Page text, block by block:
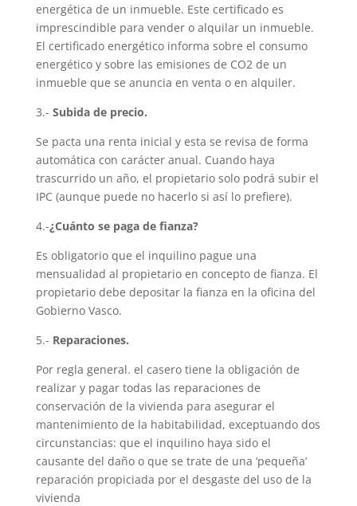
energética de un inmueble. Este certificado es
imprescindible para vender o alquilar un inmueble.
El certificado energético informa sobre el consumo
energético y sobre las emisiones de CO2 de un
inmueble que se anuncia en venta o en alquiler.
3.- Subida de precio.
Se pacta una renta inicial y esta se revisa de forma
automática con carácter anual. Cuando haya
trascurrido un año, el propietario solo podrá subir el
IPC (aunque puede no hacerlo si así lo prefiere).
4.-¿Cuánto se paga de fianza?
Es obligatorio que el inquilino pague una
mensualidad al propietario en concepto de fianza. El
propietario debe depositar la fianza en la oficina del
Gobierno Vasco.
5.- Reparaciones.
Por regla general. el casero tiene la obligación de
realizar y pagar todas las reparaciones de
conservación de la vivienda para asegurar el
mantenimiento de la habitabilidad, exceptuando dos
circunstancias: que el inquilino haya sido el
causante del daño o que se trate de una ‘pequeña’
reparación propiciada por el desgaste del uso de la
vivienda